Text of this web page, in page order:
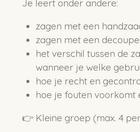
Je leert onder andere:
zagen met een
zagen met een
het verschil tussen de
wanneer je welke
hoe je recht en
hoe je fouten voorkomt
👉 Kleine groep (max. 4